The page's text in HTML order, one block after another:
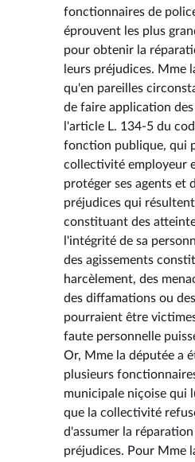
fonctionnaires de
éprouvent les plus
pour obtenir la
leurs préjudices. Mme
qu'en pareilles
de faire application
l'article L. 134-5 du
fonction publique, qui
collectivité employeur
protéger ses agents et
préjudices qui
constituant des
l'intégrité de sa
des agissements
harcèlement, des
des diffamations ou
pourraient être
faute personnelle
Or, Mme la députée a
plusieurs
municipale niçoise qui
que la collectivité
d'assumer la
préjudices. Pour Mme